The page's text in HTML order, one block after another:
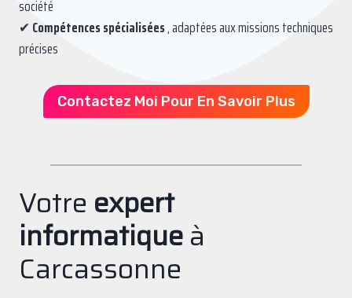
société
✔ Compétences spécialisées, adaptées aux missions techniques
précises
Contactez Moi Pour En Savoir Plus
Votre expert
informatiqueà
Carcassonne